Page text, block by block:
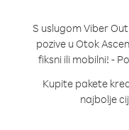
S uslugom Viber
pozive u Otok
fiksni ili mobilni! -
Kupite pakete
najbolje